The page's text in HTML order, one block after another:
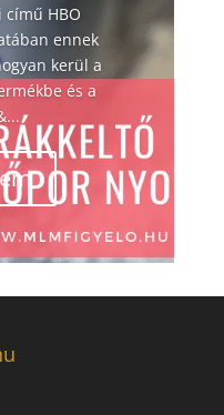
című HBO
ennek
kerül a
és a